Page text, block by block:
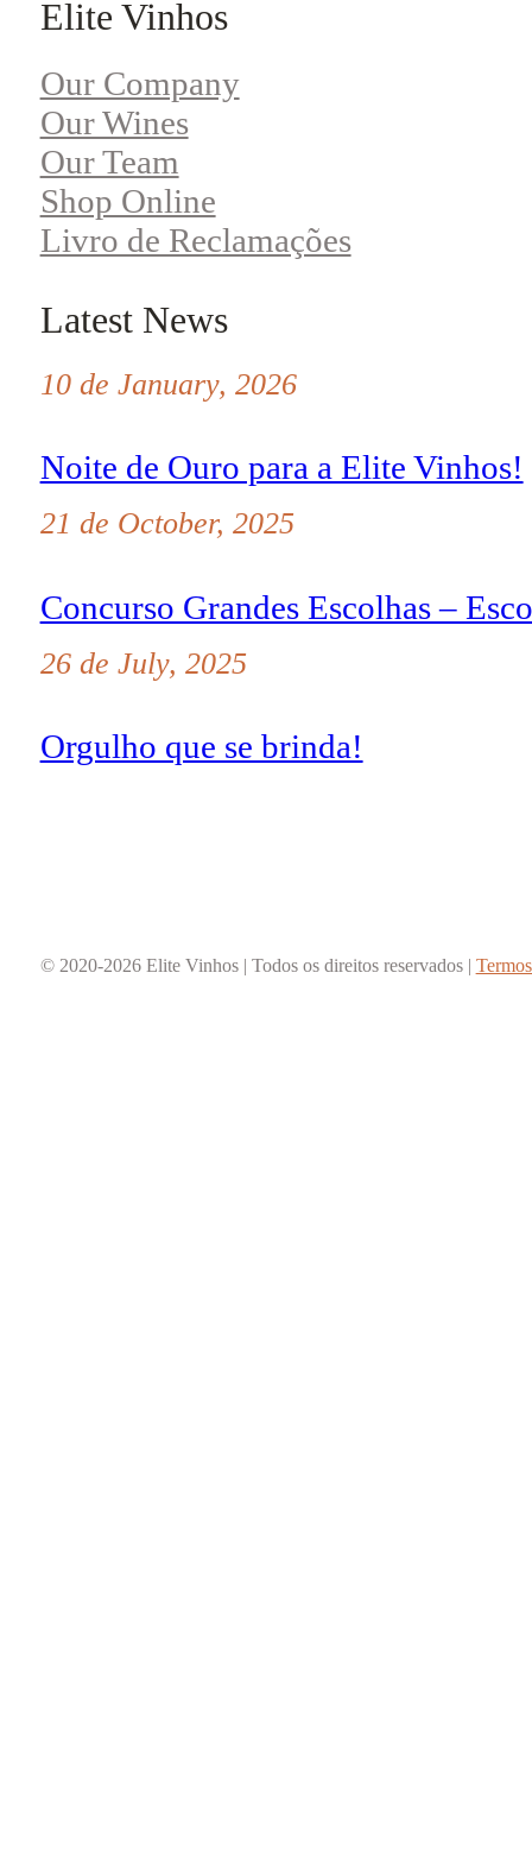
Elite Vinhos
Our Company
Our Wines
Our Team
Shop Online
Livro de Reclamações
Latest News
10 de January, 2026
Noite de Ouro para a Elite Vinhos!
21 de October, 2025
Concurso Grandes Escolhas –
26 de July, 2025
Orgulho que se brinda!
© 2020-2026 Elite Vinhos | Todos os direitos reservados |